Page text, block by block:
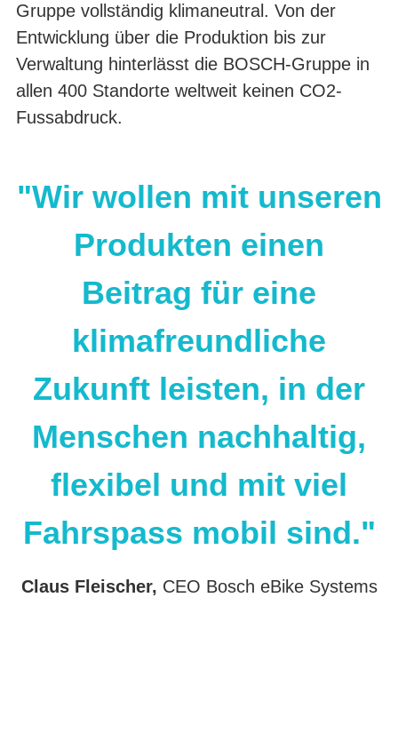
Gruppe vollständig klimaneutral. Von der
Entwicklung über die Produktion bis zur
Verwaltung hinterlässt die BOSCH-Gruppe in
allen 400 Standorte weltweit keinen CO2-
Fussabdruck.
"Wir wollen mit unseren
Produkten einen
Beitrag für eine
klimafreundliche
Zukunft leisten, in der
Menschen nachhaltig,
flexibel und mit viel
Fahrspass mobil sind."
Claus Fleischer, CEO Bosch eBike Systems